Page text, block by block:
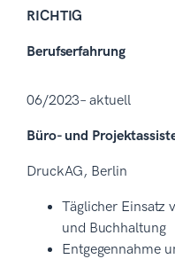
RICHTIG
Berufserfahrung
06/2023– aktuell
Büro- und
DruckAG, Berlin
Täglicher Einsatz
und Buchhaltung
Entgegennahme